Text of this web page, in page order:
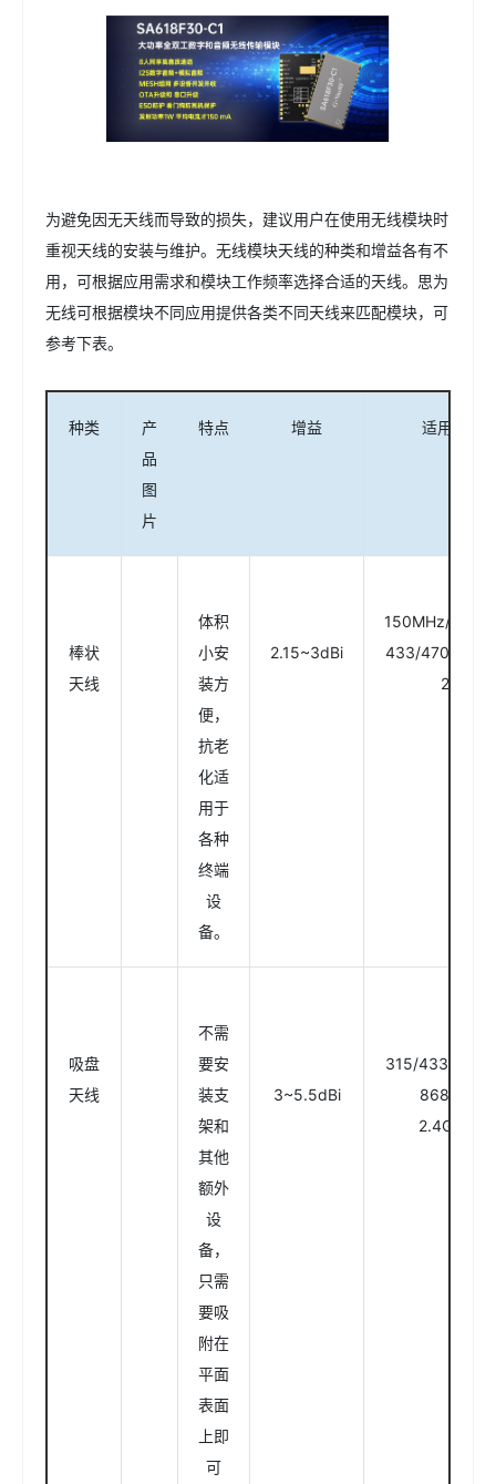
为避免因无天线而导致的损失，建议用户在使用无线模块时
重视天线的安装与维护。无线模块天线的种类和增益各有不
用，可根据应用需求和模块工作频率选择合适的天线。思为
无线可根据模块不同应用提供各类不同天线来匹配模块，可
参考下表。
种类
产
品
图
片
特点 增益 适用通信
棒状
天线
体积
小安
装方
便，
抗老
化适
用于
各种
终端
设
备。
2.15~3dBi
150MHz/
433/470/868/
2.4GHz
吸盘
天线
不需
要安
装支
架和
其他
额外
设
备，
只需
要吸
附在
平面
表面
上即
可
3~5.5dBi
315/433/470/
868/
2.4GHz/